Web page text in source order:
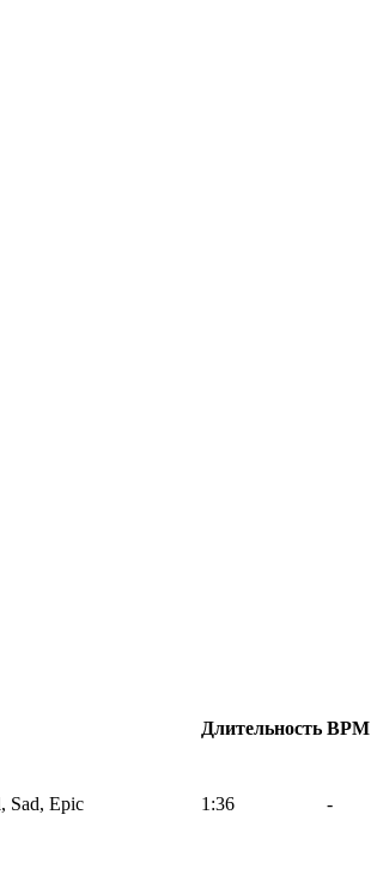
Длительность BPM
Sad, Epic 1:36 -